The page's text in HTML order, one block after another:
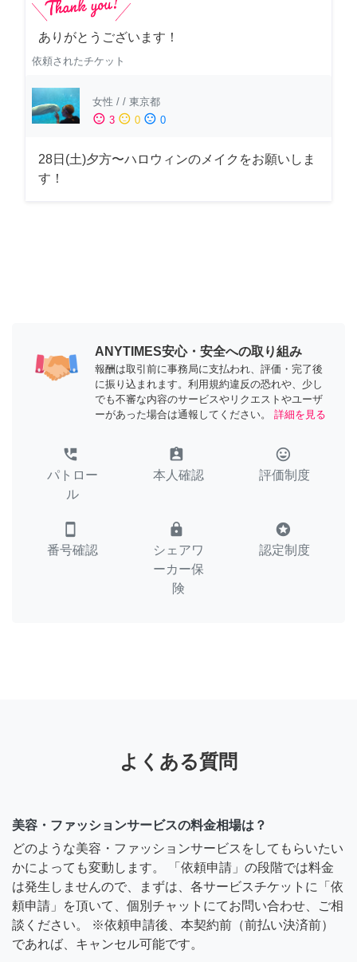
ありがとうございます！
依頼されたチケット
女性 / / 東京都
sentiment_satisfied 3 sentiment_neutral 0 sentiment_dissatisfied 0
28日(土)夕方〜ハロウィンのメイクをお願いしま
す！
ANYTIMES安心・安全への取り組み
報酬は取引前に事務局に支払われ、評価・完了後
に振り込まれます。利用規約違反の恐れや、少し
でも不審な内容のサービスやリクエストやユーザ
ーがあった場合は通報してください。
詳細を見る
perm_phone_msg
パトロー
ル
assignment_ind
本人確認
tag_faces
評価制度
smartphone
番号確認
lock
シェアワ
ーカー保
険
stars
認定制度
よくある質問
美容・ファッションサービスの料金相場は？
どのような美容・ファッションサービスをしてもらいたい
かによっても変動します。 「依頼申請」の段階では料金
は発生しませんので、まずは、各サービスチケットに「依
頼申請」を頂いて、個別チャットにてお問い合わせ、ご相
談ください。 ※依頼申請後、本契約前（前払い決済前）
であれば、キャンセル可能です。